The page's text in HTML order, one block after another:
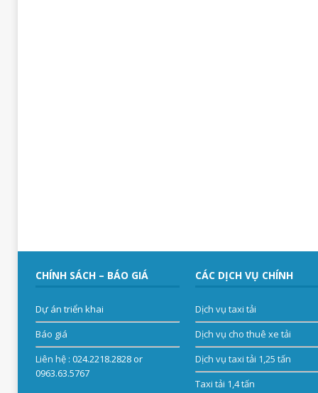
CHÍNH SÁCH – BÁO GIÁ
Dự án triển khai
Báo giá
Liên hệ: 024.2218.2828 or
0963.63.5767
CÁC DỊCH VỤ CHÍNH
Dịch vụ taxi tải
Dịch vụ cho thuê xe tải
Dịch vụ taxi tải 1,25 tấn
Taxi tải 1,4 tấn